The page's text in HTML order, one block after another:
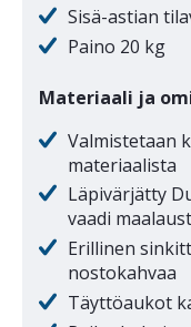
Sisä-astian
Paino 20 kg
Materiaali ja
Valmistetaan
materiaalista
Läpivärjätty
vaadi
Erillinen
nostokahvaa
Täyttöaukot